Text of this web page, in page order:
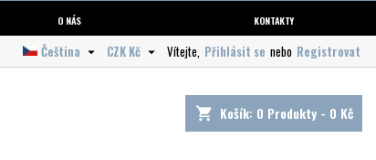
O NÁS KONTAKTY
Vítejte, Přihlásit se nebo Registrovat
CZK Kč 
Čeština 
shopping_cart Košík: 0 Produkty - 0 Kč